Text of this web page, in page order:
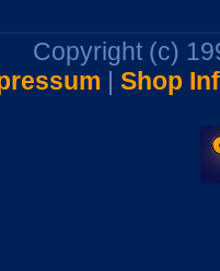
Copyright (c)
| Shop